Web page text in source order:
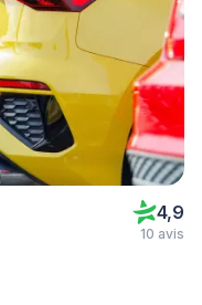
4,9
10 avis